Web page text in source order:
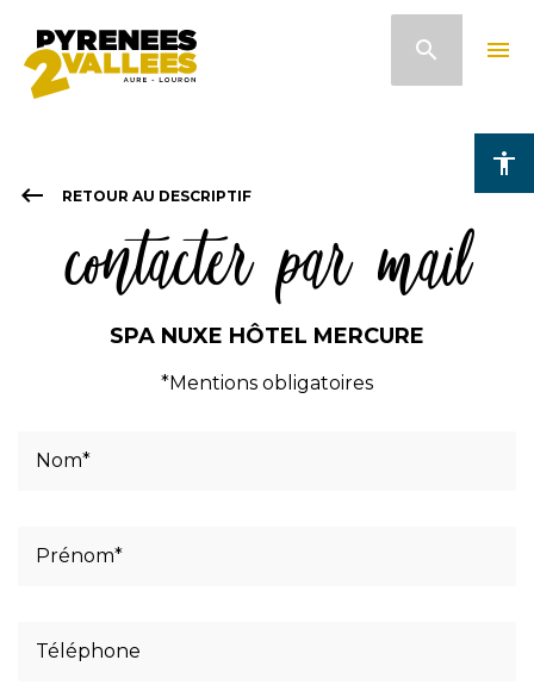
contenu
accessibility
search menu
keyboard_backspace RETOUR AU DESCRIPTIF
contacter par mail
SPA NUXE HÔTEL MERCURE
*Mentions obligatoires